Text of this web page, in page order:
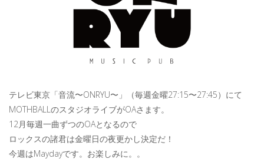
テレビ東京「音流〜ONRYU〜」（毎週金曜27:15〜27:45）にて
MOTHBALLのスタジオライブがOAさます。
12月毎週一曲ずつのOAとなるので
ロックスの諸君は金曜日の夜更かし決定だ！
今週はMaydayです。お楽しみに。。